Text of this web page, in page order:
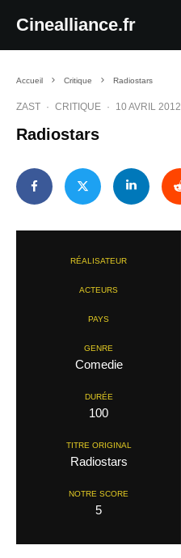
Cinealliance.fr
Accueil Critique Radiostars
ZAST · CRITIQUE · 10 AVRIL 2012
Radiostars
RÉALISATEUR
ACTEURS
PAYS
GENRE
Comedie
DURÉE
100
TITRE ORIGINAL
Radiostars
NOTRE SCORE
5